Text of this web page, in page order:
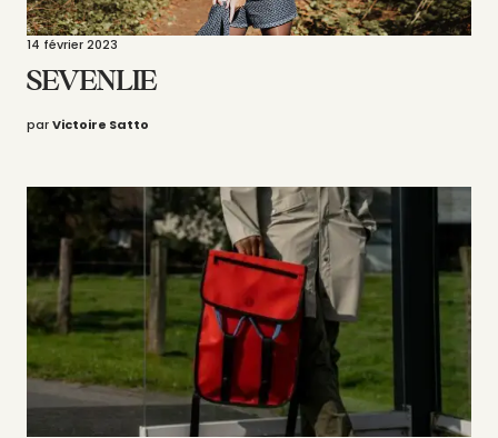
14 février 2023
SEVENLIE
parVictoire Satto